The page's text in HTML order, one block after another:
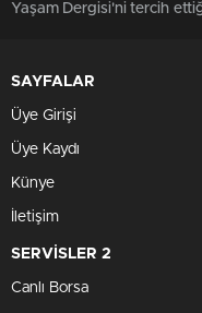
Yaşam Dergisi'ni tercih
SAYFALAR
Üye Girişi
Üye Kaydı
Künye
İletişim
SERVİSLER 2
Canlı Borsa